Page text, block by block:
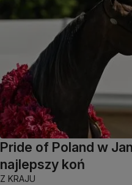
Pride of Poland w
najlepszy koń
Z KRAJU